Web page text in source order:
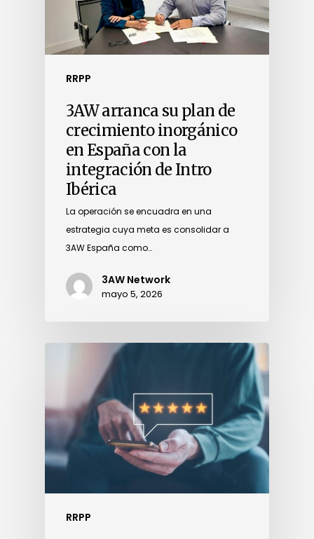
RRPP
3AW arranca su plan de
crecimiento inorgánico
en España con la
integración de Intro
Ibérica
La operación se encuadra en una
estrategia cuya meta es consolidar a
3AW España como…
3AW Network
mayo 5, 2026
RRPP